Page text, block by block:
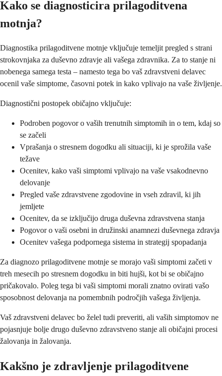
Kako se diagnosticira prilagoditvena
motnja?
Diagnostika prilagoditvene motnje vključuje temeljit pregled s strani
strokovnjaka za duševno zdravje ali vašega zdravnika. Za to stanje ni
nobenega samega testa – namesto tega bo vaš zdravstveni delavec
ocenil vaše simptome, časovni potek in kako vplivajo na vaše življenje.
Diagnostični postopek običajno vključuje:
Podroben pogovor o vaših trenutnih simptomih in o tem, kdaj so
se začeli
Vprašanja o stresnem dogodku ali situaciji, ki je sprožila vaše
težave
Ocenitev, kako vaši simptomi vplivajo na vaše vsakodnevno
delovanje
Pregled vaše zdravstvene zgodovine in vseh zdravil, ki jih
jemljete
Ocenitev, da se izključijo druga duševna zdravstvena stanja
Pogovor o vaši osebni in družinski anamnezi duševnega zdravja
Ocenitev vašega podpornega sistema in strategij spopadanja
Za diagnozo prilagoditvene motnje se morajo vaši simptomi začeti v
treh mesecih po stresnem dogodku in biti hujši, kot bi se običajno
pričakovalo. Poleg tega bi vaši simptomi morali znatno ovirati vašo
sposobnost delovanja na pomembnih področjih vašega življenja.
Vaš zdravstveni delavec bo želel tudi preveriti, ali vaših simptomov ne
pojasnjuje bolje drugo duševno zdravstveno stanje ali običajni procesi
žalovanja in žalovanja.
Kakšno je zdravljenje prilagoditvene